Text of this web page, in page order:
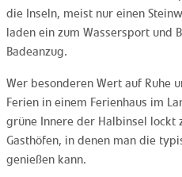
die Inseln, meist nur einen
laden ein zum Wassersport und
Badeanzug.
Wer besonderen Wert auf Ruhe
Ferien in einem Ferienhaus im
grüne Innere der Halbinsel lockt
Gasthöfen, in denen man die
genießen kann.